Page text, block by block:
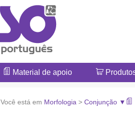
Material de apoio
Você está em Morfologia > Conjunção ▼